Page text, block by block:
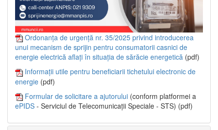
Ordonanța de urgență nr. 35/2025 privind introducerea
unui mecanism de sprijin pentru consumatorii casnici de
energie electrică aflați în situația de sărăcie energetică (pdf)
Informații utile pentru beneficiarii tichetului electronic de
energie (pdf)
Formular de solicitare a ajutorului (conform platformei a
ePIDS - Serviciul de Telecomunicații Speciale - STS) (pdf)